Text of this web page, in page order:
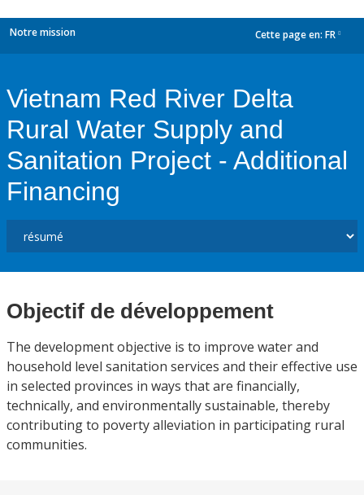
Notre mission Cette page en: FR
Vietnam Red River Delta
Rural Water Supply and
Sanitation Project - Additional
Financing
Objectif de développement
The development objective is to improve water and
household level sanitation services and their effective use
in selected provinces in ways that are financially,
technically, and environmentally sustainable, thereby
contributing to poverty alleviation in participating rural
communities.